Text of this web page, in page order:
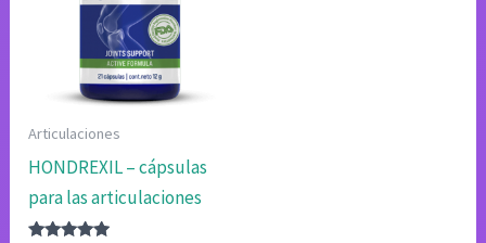
Articulaciones
HONDREXIL – cápsulas
para las articulaciones